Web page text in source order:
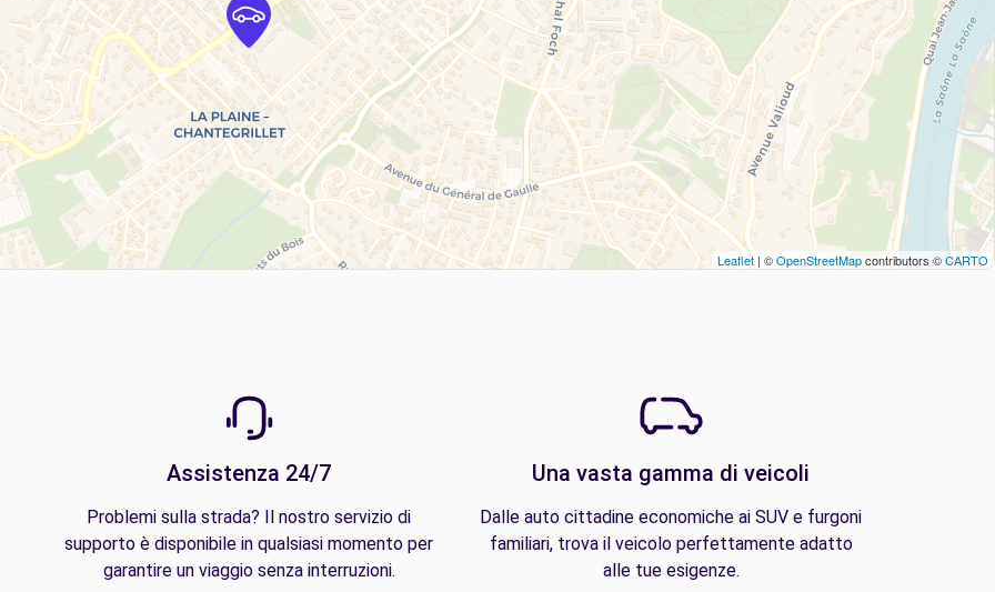
Leaflet | ©OpenStreetMapcontributors ©CARTO
Assistenza 24/7
Problemi sulla strada? Il nostro servizio di
supporto è disponibile in qualsiasi momento per
garantire un viaggio senza interruzioni.
Una vasta gamma di veicoli
Dalle auto cittadine economiche ai SUV e furgoni
familiari, trova il veicolo perfettamente adatto
alle tue esigenze.